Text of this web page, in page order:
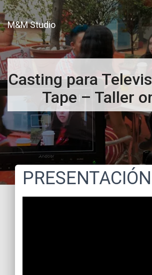
M&M Studio
Casting para
Tape – Taller
PRESENTACIÓN